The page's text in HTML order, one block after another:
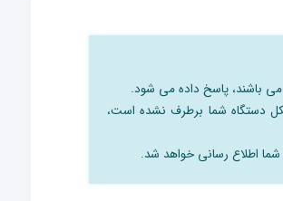
باشند، پاسخ داده می شود.
دستگاه شما برطرف نشده است،
شما اطلاع رسانی خواهد شد.